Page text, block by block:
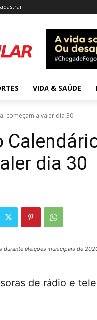
VIDA & SAÚDE
começam a valer dia 30
dia 30
eleições municipais de
de rádio e